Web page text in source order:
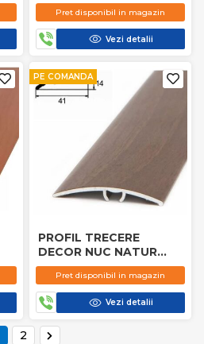
0.9MPret disponibil in magazin
Vezi detalii
PE COMANDA
PROFIL TRECERE
DECOR NUC NATUR
5421 2.7M
Pret disponibil in magazin
Vezi detalii
2